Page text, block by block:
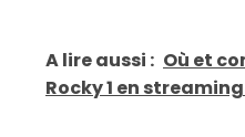
A lire aussi : Où et
Rocky 1 en streaming